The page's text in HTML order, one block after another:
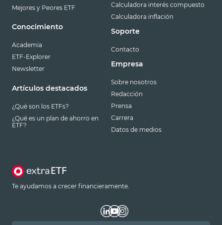
Mejores y Peores ETF
Conocimiento
Academia
ETF-Explorer
Newsletter
Artículos destacados
¿Qué son los ETFs?
¿Qué es un plan de ahorro en
ETF?
Calculadora interés compuesto
Calculadora inflación
Soporte
Contacto
Empresa
Sobre nosotros
Redacción
Prensa
Carrera
Datos de medios
Te ayudamos a crecer financieramente.